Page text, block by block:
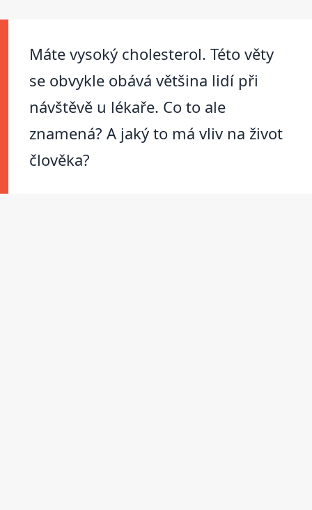
Máte vysoký cholesterol. Této věty
se obvykle obává většina lidí při
návštěvě u lékaře. Co to ale
znamená? A jaký to má vliv na život
člověka?